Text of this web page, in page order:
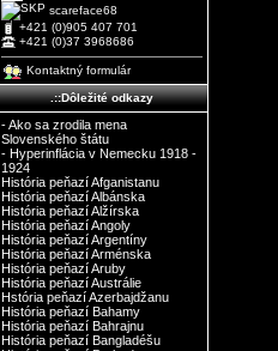
scareface68
+421 (0)905 407 701
+421 (0)37 3968686
Kontaktný formulár
.::Dôležité odkazy
- Ako sa zrodila mena
Slovenského štátu
- Hyperinflácia v Nemecku 1918 -
1924
História peňazí Afganistanu
História peňazí Albánska
História peňazí Alžírska
História peňazí Angoly
História peňazí Argentíny
História peňazí Arménska
História peňazí Aruby
História peňazí Austrálie
Hstória peňazí Azerbajdžanu
História peňazí Bahamy
História peňazí Bahrajnu
História peňazí Bangladéšu